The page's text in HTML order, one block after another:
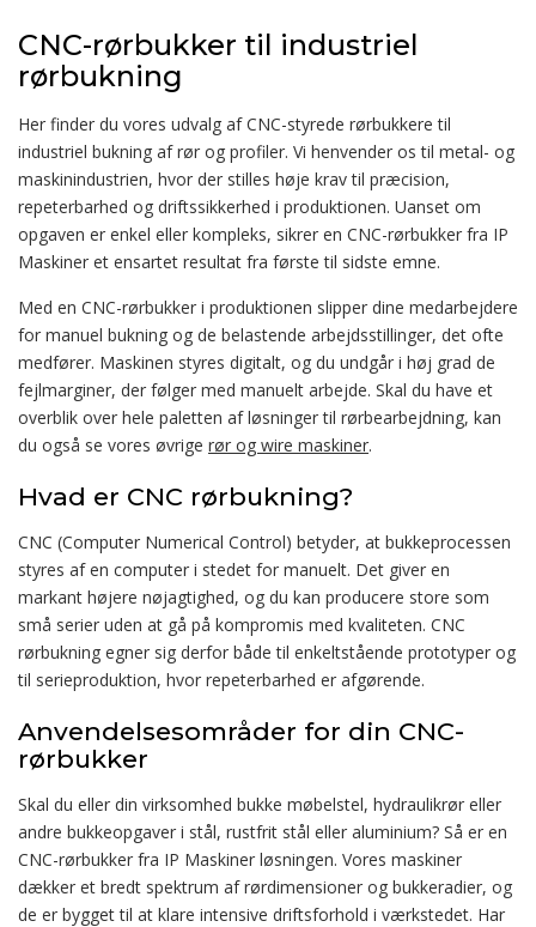
CNC-rørbukker til industriel
rørbukning
Her finder du vores udvalg af CNC-styrede rørbukkere til
industriel bukning af rør og profiler. Vi henvender os til metal- og
maskinindustrien, hvor der stilles høje krav til præcision,
repeterbarhed og driftssikkerhed i produktionen. Uanset om
opgaven er enkel eller kompleks, sikrer en CNC-rørbukker fra IP
Maskiner et ensartet resultat fra første til sidste emne.
Med en CNC-rørbukker i produktionen slipper dine medarbejdere
for manuel bukning og de belastende arbejdsstillinger, det ofte
medfører. Maskinen styres digitalt, og du undgår i høj grad de
fejlmarginer, der følger med manuelt arbejde. Skal du have et
overblik over hele paletten af løsninger til rørbearbejdning, kan
du også se vores øvrige rør og wire maskiner.
Hvad er CNC rørbukning?
CNC (Computer Numerical Control) betyder, at bukkeprocessen
styres af en computer i stedet for manuelt. Det giver en
markant højere nøjagtighed, og du kan producere store som
små serier uden at gå på kompromis med kvaliteten. CNC
rørbukning egner sig derfor både til enkeltstående prototyper og
til serieproduktion, hvor repeterbarhed er afgørende.
Anvendelsesområder for din CNC-
rørbukker
Skal du eller din virksomhed bukke møbelstel, hydraulikrør eller
andre bukkeopgaver i stål, rustfrit stål eller aluminium? Så er en
CNC-rørbukker fra IP Maskiner løsningen. Vores maskiner
dækker et bredt spektrum af rørdimensioner og bukkeradier, og
de er bygget til at klare intensive driftsforhold i værkstedet. Har